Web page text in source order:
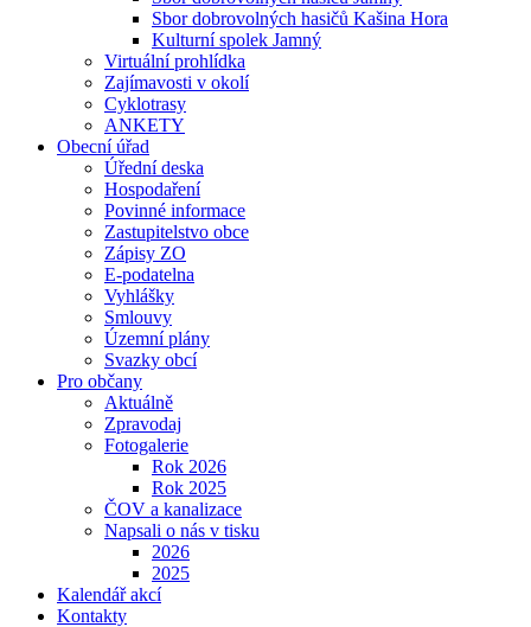
Sbor dobrovolných hasičů Kašina Hora
Kulturní spolek Jamný
Virtuální prohlídka
Zajímavosti v okolí
Cyklotrasy
ANKETY
Obecní úřad
Úřední deska
Hospodaření
Povinné informace
Zastupitelstvo obce
Zápisy ZO
E-podatelna
Vyhlášky
Smlouvy
Územní plány
Svazky obcí
Pro občany
Aktuálně
Zpravodaj
Fotogalerie
Rok 2026
Rok 2025
ČOV a kanalizace
Napsali o nás v tisku
2026
2025
Kalendář akcí
Kontakty